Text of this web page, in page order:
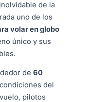
de la
uno de los
volar en globo
único y sus
de 60
del
pilotos